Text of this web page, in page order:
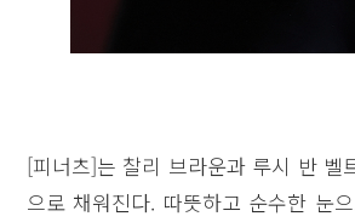
[피너츠]는 찰리 브라운과 루시 반
으로 채워진다. 따뜻하고 순수한 눈